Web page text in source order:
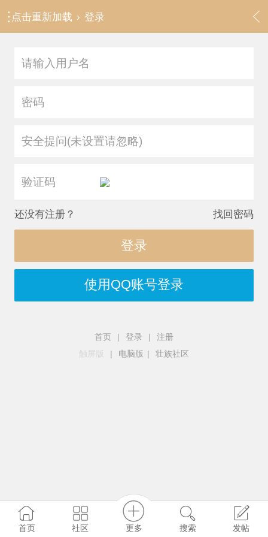
点击重新加载 › 登录
安全提问(未设置请忽略)
还没有注册？ 找回密码
登录
使用QQ账号登录
首页 | 登录 |
注册
触屏版
| 电脑版 | 壮族社区
首页 社区 更多 搜索 发帖